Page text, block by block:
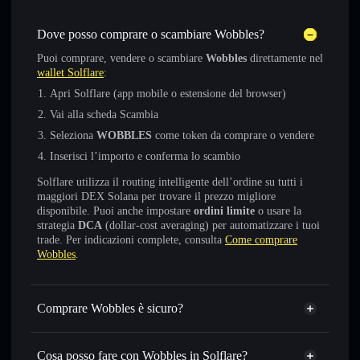
Dove posso comprare o scambiare Wobbles?
Puoi comprare, vendere o scambiare Wobbles direttamente nel
wallet Solflare:
Apri Solflare (app mobile o estensione del browser)
Vai alla scheda Scambia
Seleziona WOBBLES come token da comprare o vendere
Inserisci l’importo e conferma lo scambio
Solflare utilizza il routing intelligente dell’ordine su tutti i
maggiori DEX Solana per trovare il prezzo migliore
disponibile. Puoi anche impostare ordini limite o usare la
strategia DCA (dollar-cost averaging) per automatizzare i tuoi
trade. Per indicazioni complete, consulta Come comprare
Wobbles.
Comprare Wobbles è sicuro?
Wobbles token verificato
Cosa posso fare con Wobbles in Solflare?